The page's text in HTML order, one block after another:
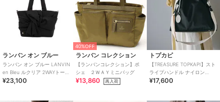
ランバン オン ブルー
ランバン オン ブルー LANVIN
en Bleu ルクリア 2WAYトート
バッグ
¥23,100
40%OFF
ランバン コレクション
【ランバンコレクション】ポ
シェ ２ＷＡＹミニバッグ
¥13,860 再入荷
トプカピ
【TREASURE TOPKAPI】スト
ライプハンドル ナイロン
2way トートバッグ A4対応
¥17,600